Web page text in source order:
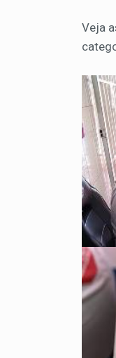
Veja